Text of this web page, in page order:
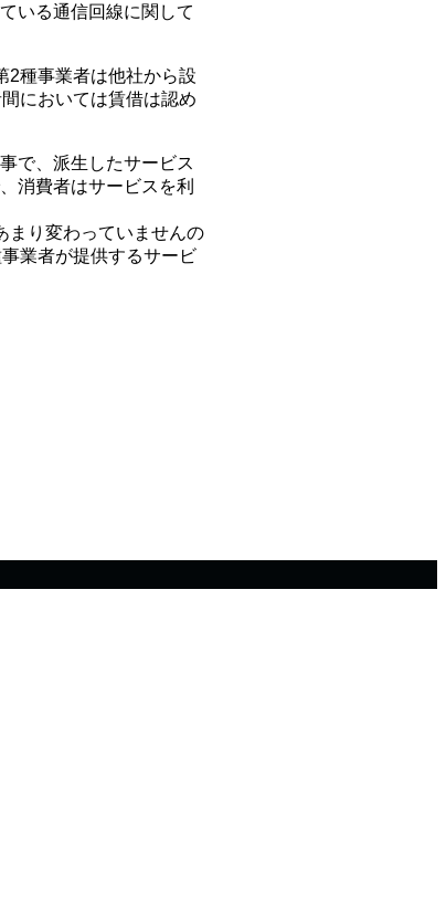
いる通信回線に関して
2種事業者は他社から設
においては賃借は認め
で、派生したサービス
消費者はサービスを利
まり変わっていませんの
業者が提供するサービ